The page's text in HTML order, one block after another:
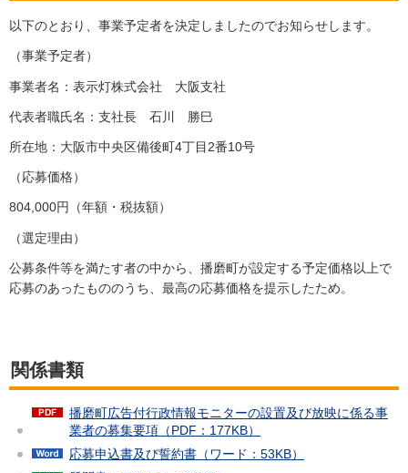
以下のとおり、事業予定者を決定しましたのでお知らせします。
（事業予定者）
事業者名：表示灯株式会社 大阪支社
代表者職氏名：支社長 石川 勝巳
所在地：大阪市中央区備後町4丁目2番10号
（応募価格）
804,000円（年額・税抜額）
（選定理由）
公募条件等を満たす者の中から、播磨町が設定する予定価格以上で
応募のあったもののうち、最高の応募価格を提示したため。
関係書類
播磨町広告付行政情報モニターの設置及び放映に係る事
業者の募集要項（PDF：177KB）
応募申込書及び誓約書（ワード：53KB）